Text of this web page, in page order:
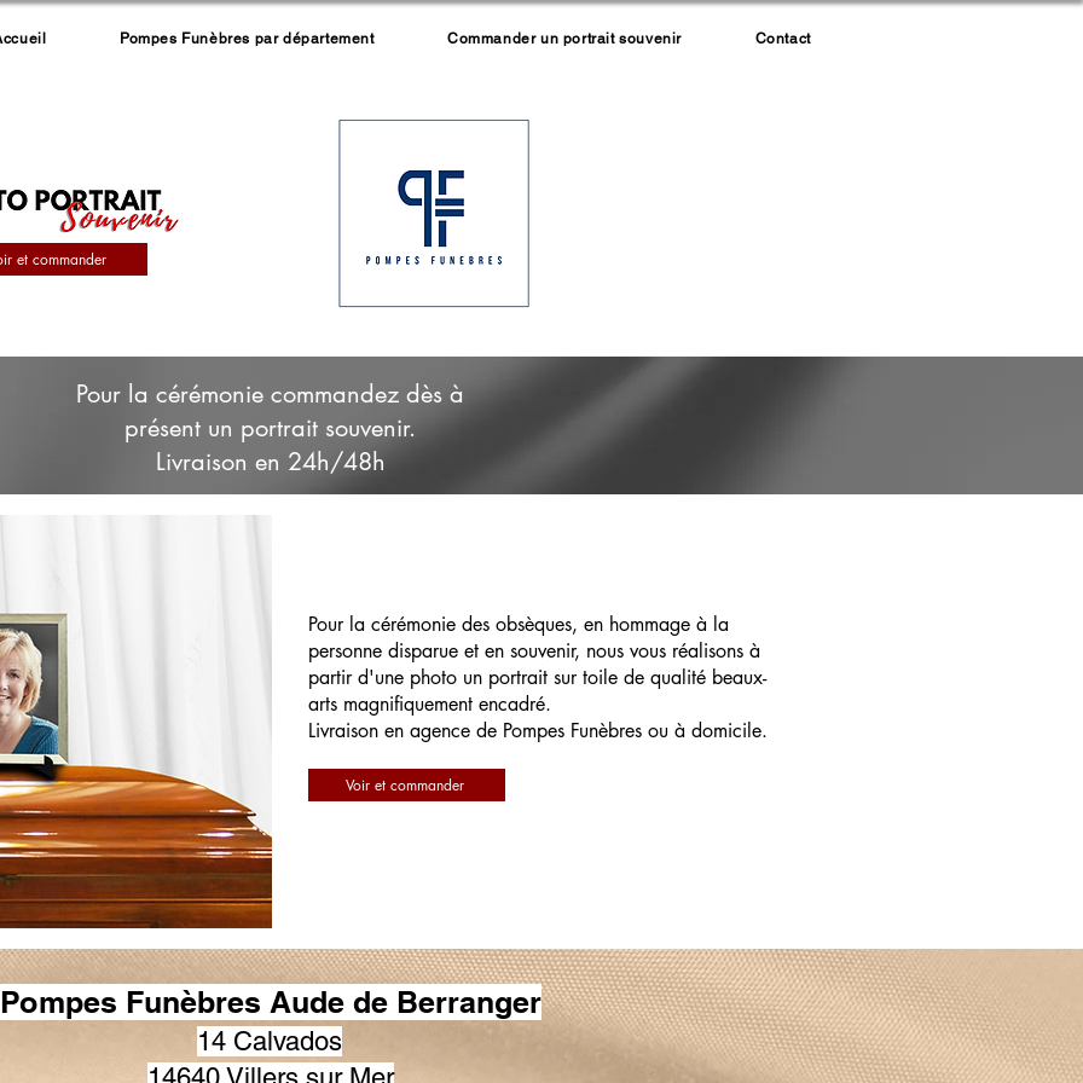
Pompes Funèbres par département Commander un portrait souvenir Contact
et commander
Pour la cérémonie commandez dès à
présent un portrait souvenir.
Livraison en 24h/48h
Pour la cérémonie des obsèques, en hommage à la
personne disparue et en souvenir, nous vous réalisons à
partir d'une photo un portrait sur toile de qualité beaux-
arts magnifiquement encadré.
Livraison en agence de Pompes Funèbres ou à domicile.
Voir et commander
Pompes Funèbres Aude de Berranger
14 Calvados